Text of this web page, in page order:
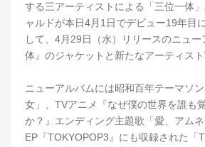
する三アーティストによる「三位一体
ャルドが本日4月1日でデビュー19年目
して、4月29日（水）リリースのニュ
体』のジャケットと新たなアーティスト
ニューアルバムには昭和百年テーマソ
女」、TVアニメ『なぜ僕の世界を誰も
か？』エンディング主題歌「愛、アム
EP『TOKYOPOP3』にも収録された「